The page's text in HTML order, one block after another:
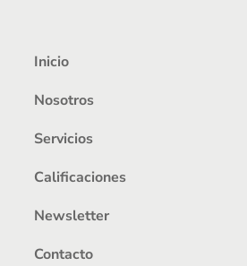
Inicio
Nosotros
Servicios
Calificaciones
Newsletter
Contacto